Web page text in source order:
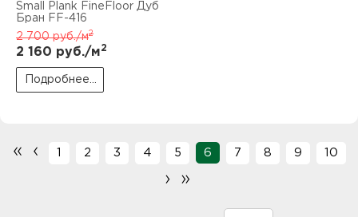
Small Plank FineFloor Дуб
Бран FF-416
2 700руб./м2
2 160 руб./м2
Подробнее...
« ‹ 1 2 3 4 5 6 7 8 9 10
› »